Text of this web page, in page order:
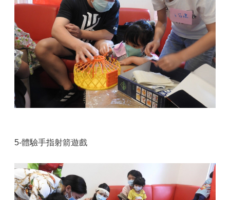
5-體驗手指射箭遊戲